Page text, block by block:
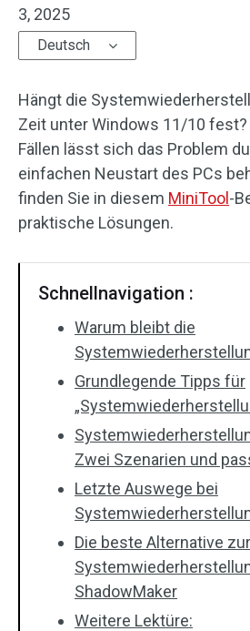
3, 2025
Deutsch
Hängt die
Zeit unter Windows 11/10
Fällen lässt sich das Problem
einfachen Neustart des PCs
finden Sie in diesem MiniTool -
praktische Lösungen.
Schnellnavigation :
Warum bleibt die
Grundlegende Tipps für
Zwei Szenarien und
Letzte Auswege bei
Die beste Alternative zur
ShadowMaker
Weitere Lektüre: